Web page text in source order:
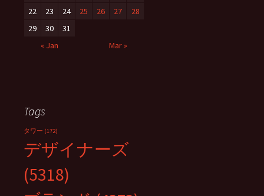
« Jan Mar »
22
23 24 25 26 27
28
29
30 31
Tags
タワー (172)
デザイナーズ
(5318)